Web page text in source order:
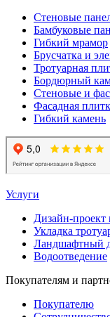
Стеновые
Бамбуковые
Гибкий мрамор
Брусчатка и
Тротуарная
Бордюрный
Стеновые и
Фасадная
Гибкий камень
Услуги
Дизайн-
Укладка
Ландшафтный
Водоотведение
Покупателям и
Покупателю